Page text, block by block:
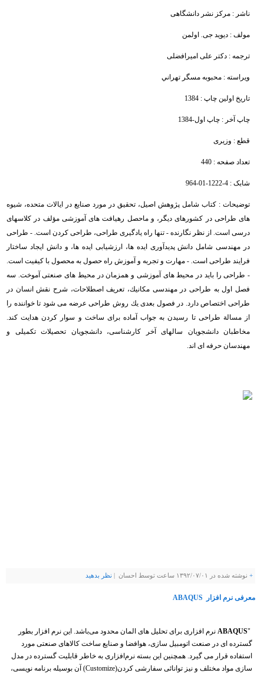
ناشر : مركز نشر دانشگاهی
مولف : دیوید جی. اولمن
ترجمه : دكتر علی امیرافضلی
ویراسته : محبوبه مسگر تهراني
تاریخ اولین چاپ : 1384
چاپ آخر : چاپ اول-1384
قطع : وزیری
تعداد صفحه : 440
شابک : 964-01-1222-4
توضیحات : كتاب شامل پژوهش اصیل، تحقیق در مورد صنایع در ایالات متحده، شیوه
های طراحی در كشورهای دیگر، و ماحصل رهیافت های آموزشی مؤلف در كلاسهای
درسی است. از نظر نگارنده - تنها راه یادگیری طراحی، طراحی كردن است. - طراحی
در مهندسی شامل دانش پدیدآوری ایده ها، ارزشیابی ایده ها، و دانش ایجاد ساختار
فرایند طراحی است. - مهارت و تجربه و آموزش راه حصول به محصول با كیفیت است.
- طراحی را باید در محیط های آموزشی و همزمان در محیط های صنعتی آموخت. سه
فصل اول به طراحی در مهندسی مكانیك، تعریف اصطلاحات، شرح نقش انسان در
طراحی اختصاص دارد. در فصول بعدی یك روش طراحی عرضه می شود تا خواننده را
از مسالة طراحی تا رسیدن به جواب آماده برای ساخت و سوار كردن هدایت كند.
مخاطبان دانشجویان سالهای آخر كارشناسی، دانشجویان تحصیلات تكمیلی و
مهندسان حرفه ای اند.
+ نوشته شده در ۱۳۹۲/۰۷/۰۱ ساعت توسط احسان | نظر بدهيد
معرفی نرم افزار ABAQUS
"
ABAQUS نرم افزاری برای تحلیل های المان محدود می‌باشد. این نرم افزار بطور
گسترده ای در صنعت اتومبیل سازی، هوافضا و صنایع ساخت کالاهای صنعتی مورد
استفاده قرار می گیرد. همچنین این بسته نرم‌افزاری به خاطر قابلیت گسترده در مدل
سازی مواد مختلف و نیز توانائی سفارشی کردن(Customize) آن بوسیله برنامه نویسی،